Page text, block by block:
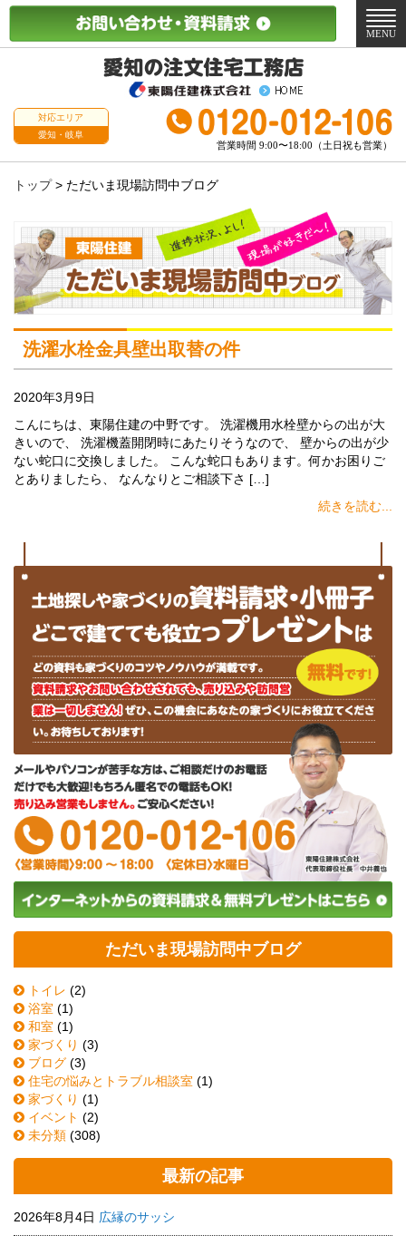
対応エリア
愛知・岐阜
営業時間 9:00〜18:00（土日祝も営業）
メ
ニ
MENU
トップ> ただいま現場訪問中ブログ
洗濯水栓金具壁出取替の件
2020年3月9日
こんにちは、東陽住建の中野です。 洗濯機用水栓壁からの出が大
きいので、 洗濯機蓋開閉時にあたりそうなので、 壁からの出が少
ない蛇口に交換しました。 こんな蛇口もあります。何かお困りご
とありましたら、 なんなりとご相談下さ […]
続きを読む...
ただいま現場訪問中ブログ
トイレ (2)
浴室 (1)
和室 (1)
家づくり (3)
ブログ (3)
住宅の悩みとトラブル相談室 (1)
家づくり (1)
イベント (2)
未分類 (308)
最新の記事
2026年8月4日 広縁のサッシ